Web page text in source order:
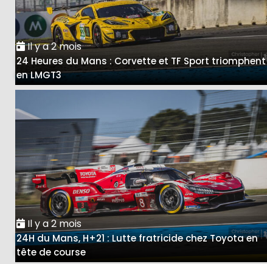
Il y a 2 mois
24 Heures du Mans : Corvette et TF Sport triomphent
en LMGT3
Il y a 2 mois
24H du Mans, H+21 : Lutte fratricide chez Toyota en
tête de course